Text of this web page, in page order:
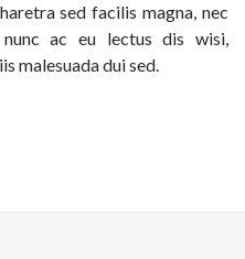
sed facilis magna, nec
nunc ac eu lectus dis wisi,
malesuada dui sed.